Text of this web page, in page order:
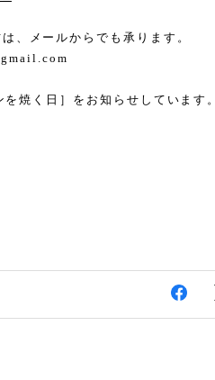
、メールからでも承ります。
焼く日］をお知らせしています。